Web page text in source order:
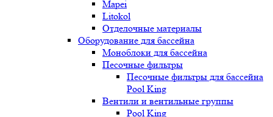
Mapei
Litokol
Отделочные материалы
Оборудование для бассейна
Моноблоки для бассейна
Песочные фильтры
Песочные фильтры для бассейна
Pool King
Вентили и вентильные группы
Pool King